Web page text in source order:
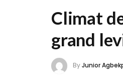
Climat
grand
ByJunior